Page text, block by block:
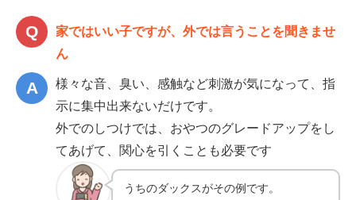
家ではいい子ですが、外では言うことを聞きませ
ん
様々な音、臭い、感触など刺激が気になって、指
示に集中出来ないだけです。
外でのしつけでは、おやつのグレードアップをし
てあげて、関心を引くことも必要です
うちのダックスがその例です。